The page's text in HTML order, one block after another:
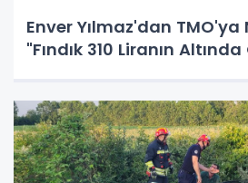
Enver Yılmaz'dan TMO'ya
"Fındık 310 Liranın